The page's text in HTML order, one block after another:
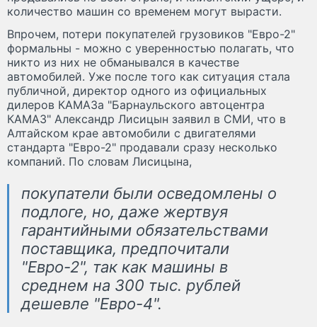
количество машин со временем могут вырасти.
Впрочем, потери покупателей грузовиков "Евро-2"
формальны - можно с уверенностью полагать, что
никто из них не обманывался в качестве
автомобилей. Уже после того как ситуация стала
публичной, директор одного из официальных
дилеров КАМАЗа "Барнаульского автоцентра
КАМАЗ" Александр Лисицын заявил в СМИ, что в
Алтайском крае автомобили с двигателями
стандарта "Евро-2" продавали сразу несколько
компаний. По словам Лисицына,
покупатели были осведомлены о
подлоге, но, даже жертвуя
гарантийными обязательствами
поставщика, предпочитали
"Евро-2", так как машины в
среднем на 300 тыс. рублей
дешевле "Евро-4".